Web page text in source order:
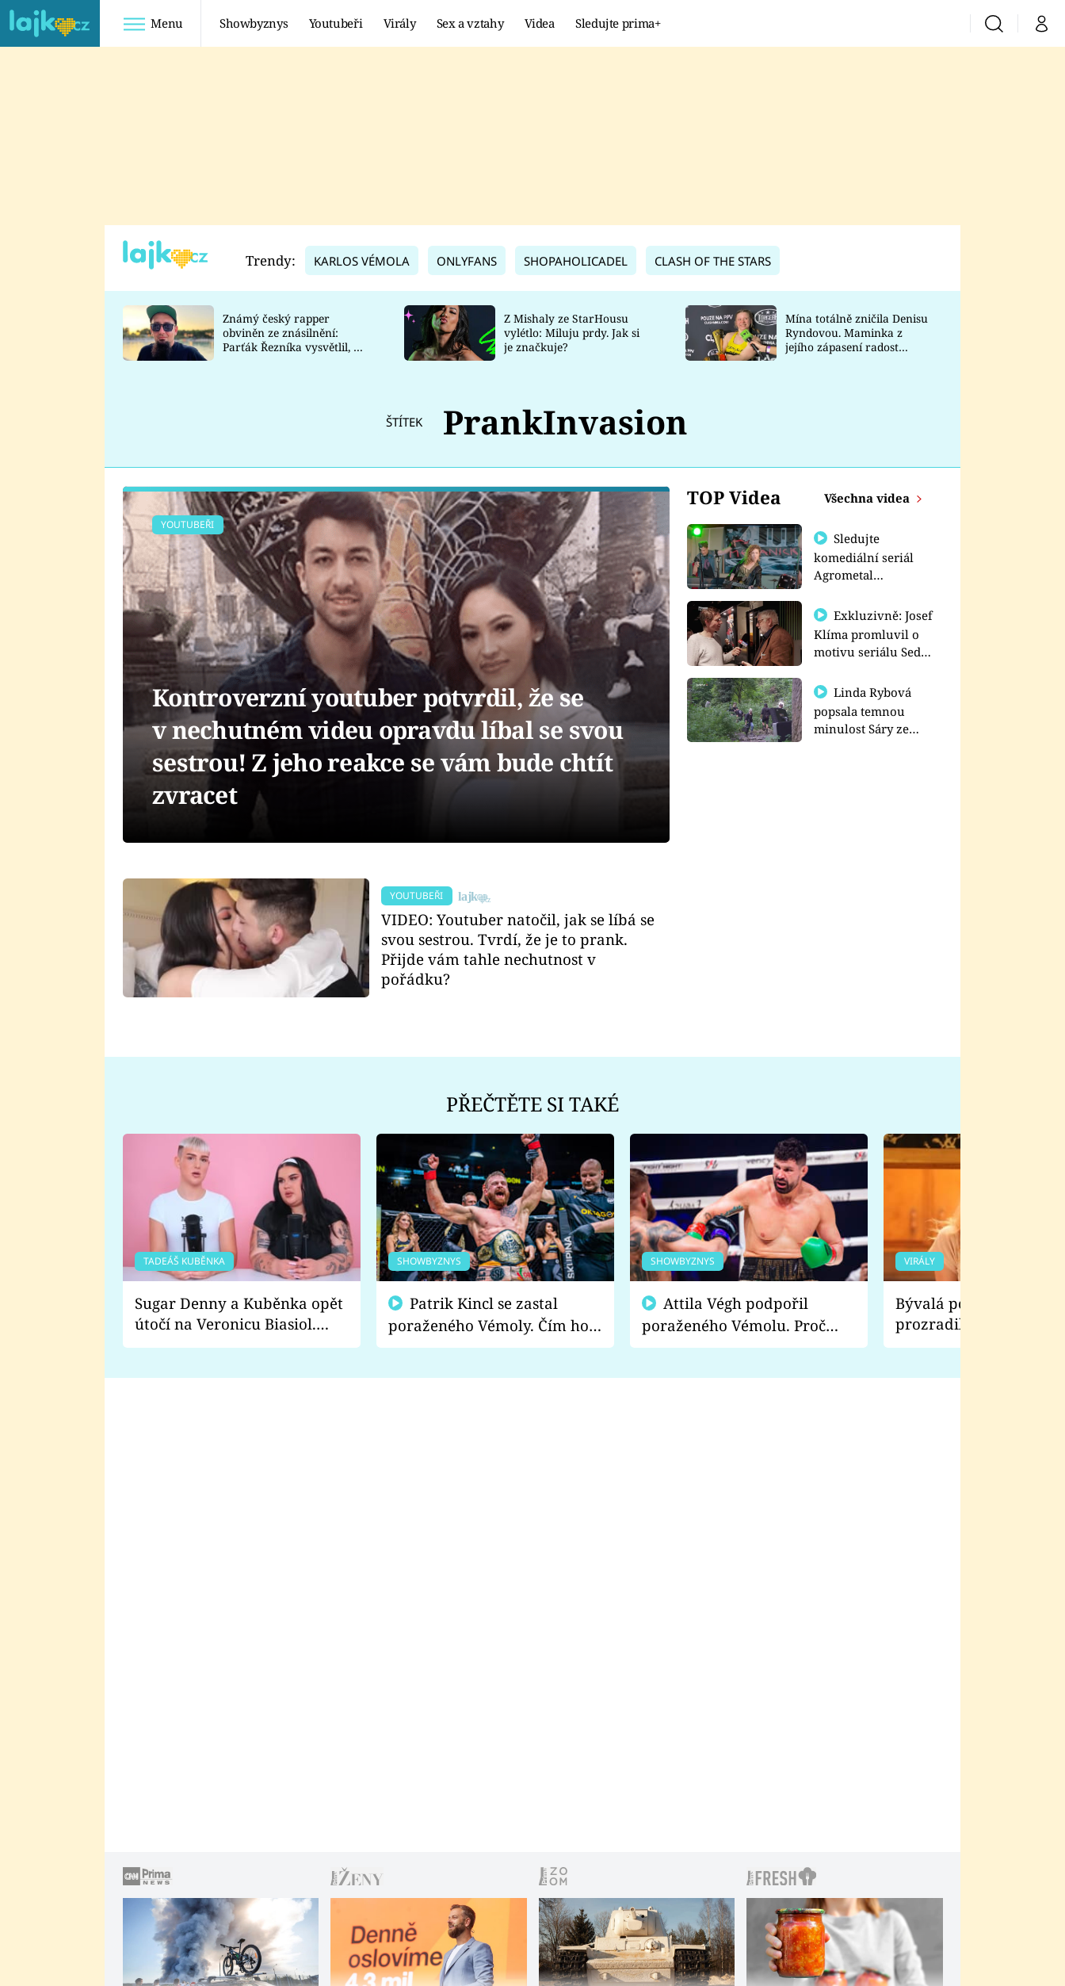
Menu Showbyznys Youtubeři Virály Sex a vztahy Videa Sledujte prima+ VyhledáváníMůj
TADEÁŠ KUBĚNKA
DATEL
Prima Lajk
Sledujte nás
Trendy: KARLOS VÉMOLA ONLYFANS SHOPAHOLICADEL CLASH OF THE STARS
Známý český rapper
obviněn ze znásilnění:
Parťák Řezníka vysvětlil, co
Z Mishaly ze StarHousu
vylétlo: Miluju prdy. Jak si
je značkuje?
Mína totálně zničila Denisu
Ryndovou. Maminka z
jejího zápasení radost
ŠTÍTEK PrankInvasion
TOP Videa Všechna videa
Sledujte
komediální seriál
Agrometal
prima+
Exkluzivně: Josef
Klíma promluvil o
motivu seriálu Sedm
Linda Rybová
popsala temnou
minulost Sáry ze
YOUTUBEŘI
Kontroverzní youtuber potvrdil, že se
v nechutném videu opravdu líbal se svou
sestrou! Z jeho reakce se vám bude chtít
zvracet
YOUTUBEŘI
VIDEO: Youtuber natočil, jak se líbá se
svou sestrou. Tvrdí, že je to prank.
Přijde vám tahle nechutnost v
pořádku?
PŘEČTĚTE SI TAKÉ
TADEÁŠ KUBĚNKA
Sugar Denny a Kuběnka opět
útočí na Veronicu Biasiol.
Proč je podle nich falešná a
SHOWBYZNYS
poraženého Vémoly. Čím ho
fanoušci naštvali?
SHOWBYZNYS
poraženého Vémolu. Proč
chce raději zápasit s ním než
VIRÁLY
Bývalá pornoherečka
prozradila, co ji
natáčení Euforie.